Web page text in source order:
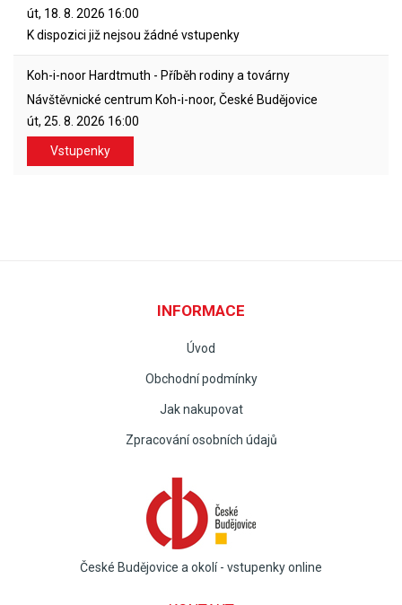
út, 18. 8. 2026 16:00
K dispozici již nejsou žádné vstupenky
Koh-i-noor Hardtmuth - Příběh rodiny a továrny
Návštěvnické centrum Koh-i-noor, České Budějovice
út, 25. 8. 2026 16:00
Vstupenky
INFORMACE
Úvod
Obchodní podmínky
Jak nakupovat
Zpracování osobních údajů
České Budějovice a okolí - vstupenky online